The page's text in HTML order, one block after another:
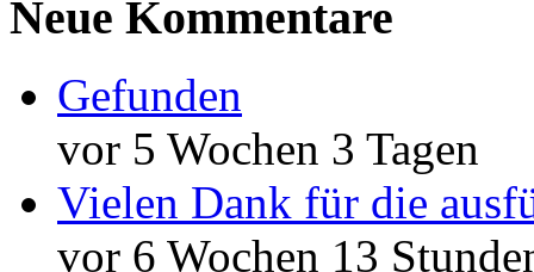
Neue Kommentare
Gefunden
vor 5 Wochen 3 Tagen
Vielen Dank für die
vor 6 Wochen 13